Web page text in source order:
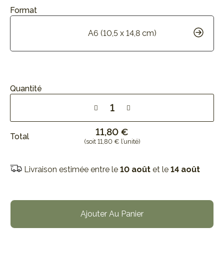
Format
A6 (10,5 x 14,8 cm)
Quantité
Total 11,80 €
(soit 11,80 € l’unité)
Livraison estimée entre le 10 août et le 14 août
Ajouter Au Panier